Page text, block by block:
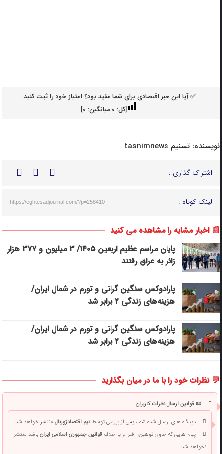
✅ آیا این خبر اقتصادی برای شما مفید بود؟ امتیاز خود را ثبت کنید.
[کل: 0میانگین: 0
]
نویسنده: تسنیم tasnimnews
اشتراک گذاری :
لینک کوتاه : https://eghtesadjournal.com/?p=258410
📰 اخبار مشابه را مشاهده می کنید
پایان مراسم عظیم اربعین ۱۴۰۵/ ‌۳ میلیون و ۳۷۷ ‌هزار
زائر به عراق رفتند
پارادوکس سنگین گرانی و تورم در شمال ایران/
هزینه‌های زندگی ۲ برابر ‌شد
پارادوکس سنگین گرانی و تورم در شمال ایران/
هزینه‌های زندگی ۲ برابر ‌شد
💬 نظرات خود را با ما در میان بگذارید
📜 قوانین ارسال نظرات کاربران
دیدگاه های ارسال شده شما، پس از بررسی توسطتیم اقتصادژورنالمنتشر خواهد شد.
پیام هایی که حاوی توهین، افترا و یا خلافقوانین جمهوری اسلامی ایرانباشد منتشر
نخواهد شد.